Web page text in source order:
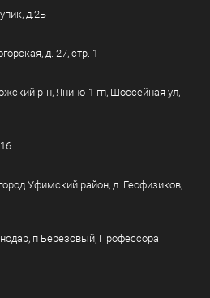
д.2Б
д. 27, стр. 1
р-н, Янино-1 гп, Шоссейная ул,
Уфимский район, д. Геофизиков,
п Березовый, Профессора